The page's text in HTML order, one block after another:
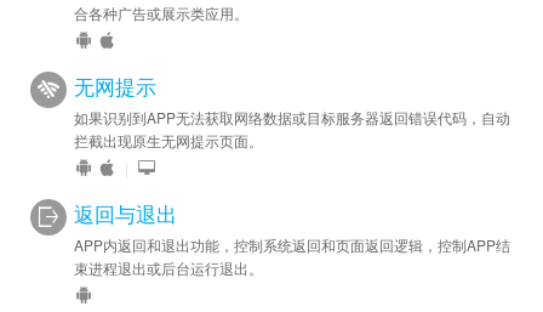
合各种广告或展示类应用。
无网提示
如果识别到APP无法获取网络数据或目标服务器返回错误代码，自动
拦截出现原生无网提示页面。
|
返回与退出
APP内返回和退出功能，控制系统返回和页面返回逻辑，控制APP结
束进程退出或后台运行退出。